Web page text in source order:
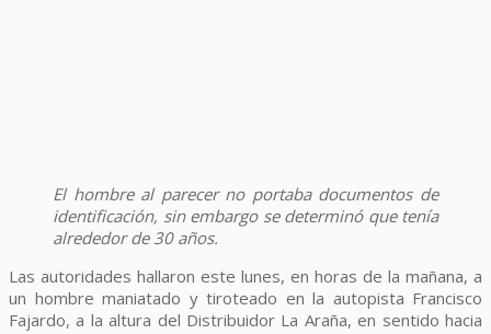
El hombre al parecer no portaba documentos de
identificación, sin embargo se determinó que tenía
alrededor de 30 años.
Las autoridades hallaron este lunes, en horas de la mañana, a
un hombre maniatado y tiroteado en la autopista Francisco
Fajardo, a la altura del Distribuidor La Araña, en sentido hacia